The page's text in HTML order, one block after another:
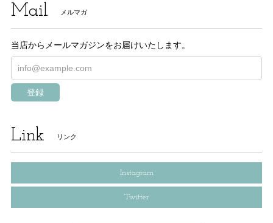
Mail メルマガ
当店からメールマガジンをお届けいたします。
登録
Link リンク
Instagram
Twitter